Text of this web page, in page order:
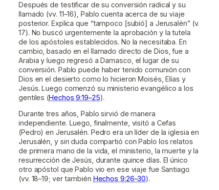
Después de testificar de su conversión radical y su
llamado (vv. 11–16), Pablo cuenta acerca de su viaje
posterior. Explica que “tampoco [subió] a Jerusalén” (v.
17). No buscó urgentemente la aprobación y la tutela
de los apóstoles establecidos. No la necesitaba. En
cambio, basado en el llamado directo de Dios, fue a
Arabia y luego regresó a Damasco, el lugar de su
conversión. Pablo puede haber tenido comunión con
Dios en el desierto como lo hicieron Moisés, Elías y
Jesús. Luego comenzó su ministerio evangélico a los
gentiles (Hechos 9:19–25).
Durante tres años, Pablo sirvió de manera
independiente. Luego, finalmente, visitó a Cefas
(Pedro) en Jerusalén. Pedro era un líder de la iglesia en
Jerusalén, y sin duda compartió con Pablo los relatos
de primera mano de la vida, el ministerio, la muerte y la
resurrección de Jesús, durante quince días. El único
otro apóstol que Pablo vio en ese viaje fue Santiago
(vv. 18–19; ver también Hechos 9:26–30).